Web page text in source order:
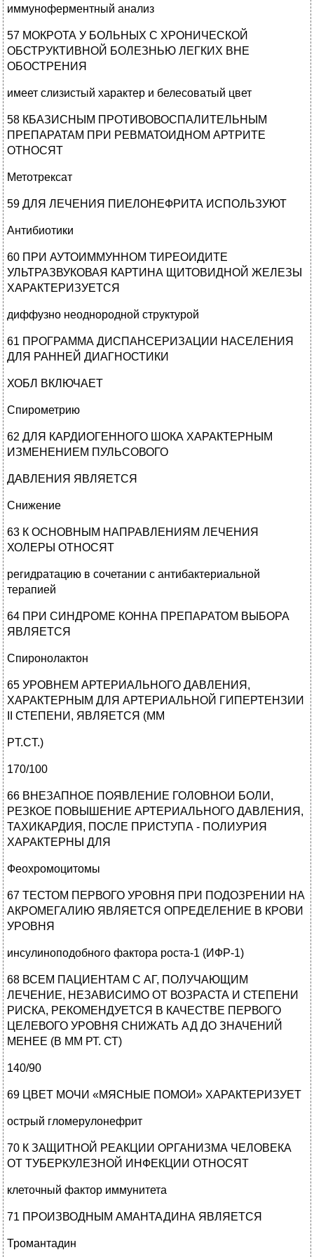
иммуноферментный анализ
57 МОКРОТА У БОЛЬНЫХ С ХРОНИЧЕСКОЙ
ОБСТРУКТИВНОЙ БОЛЕЗНЬЮ ЛЕГКИХ ВНЕ
ОБОСТРЕНИЯ
имеет слизистый характер и белесоватый цвет
58 КБАЗИСНЫМ ПРОТИВОВОСПАЛИТЕЛЬНЫМ
ПРЕПАРАТАМ ПРИ РЕВМАТОИДНОМ АРТРИТЕ
ОТНОСЯТ
Метотрексат
59 ДЛЯ ЛЕЧЕНИЯ ПИЕЛОНЕФРИТА ИСПОЛЬЗУЮТ
Антибиотики
60 ПРИ АУТОИММУННОМ ТИРЕОИДИТЕ
УЛЬТРАЗВУКОВАЯ КАРТИНА ЩИТОВИДНОЙ ЖЕЛЕЗЫ
ХАРАКТЕРИЗУЕТСЯ
диффузно неоднородной структурой
61 ПРОГРАММА ДИСПАНСЕРИЗАЦИИ НАСЕЛЕНИЯ
ДЛЯ РАННЕЙ ДИАГНОСТИКИ
ХОБЛ ВКЛЮЧАЕТ
Спирометрию
62 ДЛЯ КАРДИОГЕННОГО ШОКА ХАРАКТЕРНЫМ
ИЗМЕНЕНИЕМ ПУЛЬСОВОГО
ДАВЛЕНИЯ ЯВЛЯЕТСЯ
Снижение
63 К ОСНОВНЫМ НАПРАВЛЕНИЯМ ЛЕЧЕНИЯ
ХОЛЕРЫ ОТНОСЯТ
регидратацию в сочетании с антибактериальной
терапией
64 ПРИ СИНДРОМЕ КОННА ПРЕПАРАТОМ ВЫБОРА
ЯВЛЯЕТСЯ
Спиронолактон
65 УРОВНЕМ АРТЕРИАЛЬНОГО ДАВЛЕНИЯ,
ХАРАКТЕРНЫМ ДЛЯ АРТЕРИАЛЬНОЙ ГИПЕРТЕНЗИИ
ІІ СТЕПЕНИ, ЯВЛЯЕТСЯ (ММ
PT.CT.)
170/100
66 ВНЕЗАПНОЕ ПОЯВЛЕНИЕ ГОЛОВНОИ БОЛИ,
РЕЗКОЕ ПОВЫШЕНИЕ АРТЕРИАЛЬНОГО ДАВЛЕНИЯ,
ТАХИКАРДИЯ, ПОСЛЕ ПРИСТУПА - ПОЛИУРИЯ
ХАРАКТЕРНЫ ДЛЯ
Феохромоцитомы
67 ТЕСТОМ ПЕРВОГО УРОВНЯ ПРИ ПОДОЗРЕНИИ НА
АКРОМЕГАЛИЮ ЯВЛЯЕТСЯ ОПРЕДЕЛЕНИЕ В КРОВИ
УРОВНЯ
инсулиноподобного фактора роста-1 (ИФР-1)
68 ВСЕМ ПАЦИЕНТАМ С АГ, ПОЛУЧАЮЩИМ
ЛЕЧЕНИЕ, НЕЗАВИСИМО ОТ ВОЗРАСТА И СТЕПЕНИ
РИСКА, РЕКОМЕНДУЕТСЯ В КАЧЕСТВЕ ПЕРВОГО
ЦЕЛЕВОГО УРОВНЯ СНИЖАТЬ АД ДО ЗНАЧЕНИЙ
МЕНЕЕ (В ММ РТ. СТ)
140/90
69 ЦВЕТ МОЧИ «МЯСНЫЕ ПОМОИ» ХАРАКТЕРИЗУЕТ
острый гломерулонефрит
70 К ЗАЩИТНОЙ РЕАКЦИИ ОРГАНИЗМА ЧЕЛОВЕКА
ОТ ТУБЕРКУЛЕЗНОЙ ИНФЕКЦИИ ОТНОСЯТ
клеточный фактор иммунитета
71 ПРОИЗВОДНЫМ АМАНТАДИНА ЯВЛЯЕТСЯ
Тромантадин